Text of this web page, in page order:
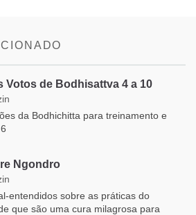
Votos de Bodhisattva 4 a 10
da Bodhichitta para treinamento e
Ngondro
entendidos sobre as práticas do
que são uma cura milagrosa para